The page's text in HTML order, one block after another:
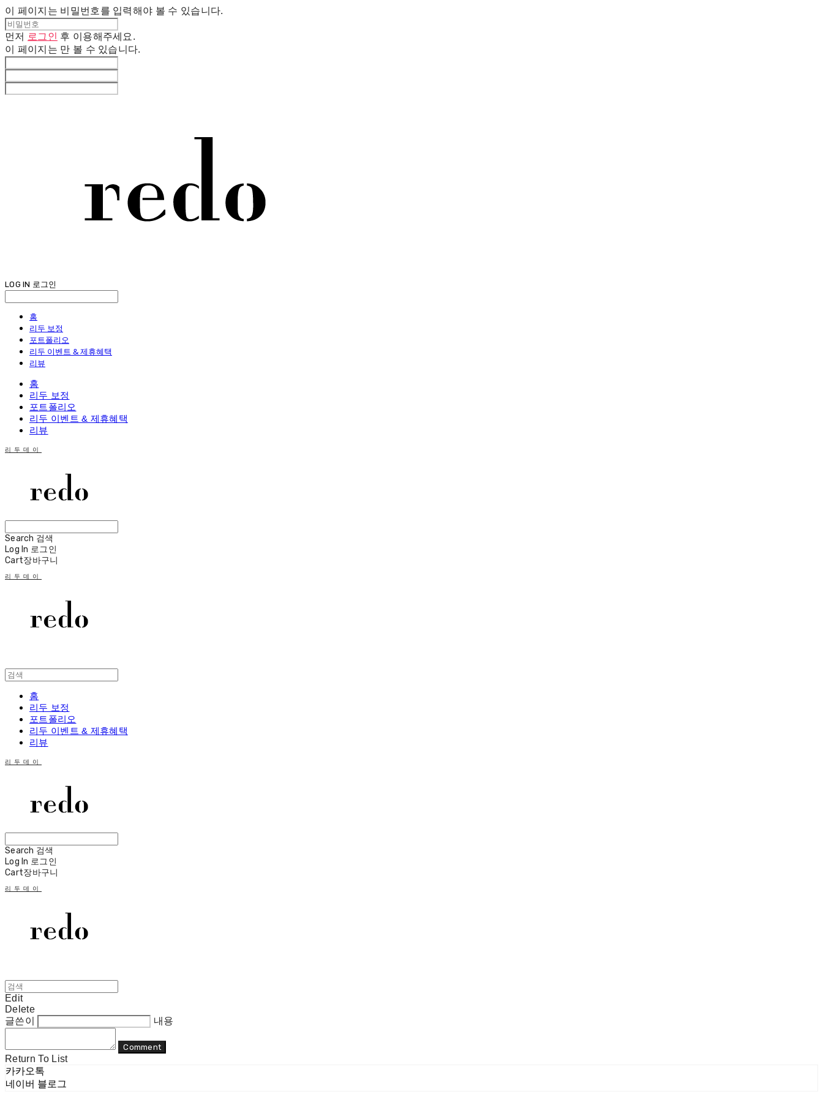
이 페이지는 비밀번호를 입력해야 볼 수 있습니다.
먼저 로그인 후 이용해주세요.
이 페이지는 만 볼 수 있습니다.
LOG IN 로그인
홈
리두 보정
포트폴리오
리두 이벤트 & 제휴혜택
리뷰
홈
리두 보정
포트폴리오
리두 이벤트 & 제휴혜택
리뷰
리두데이
Search 검색
Log In 로그인
Cart장바구니
리두데이
홈
리두 보정
포트폴리오
리두 이벤트 & 제휴혜택
리뷰
리두데이
Search 검색
Log In 로그인
Cart장바구니
리두데이
Edit
Delete
글쓴이
내용
Comment
Return To List
카카오톡
네이버 블로그